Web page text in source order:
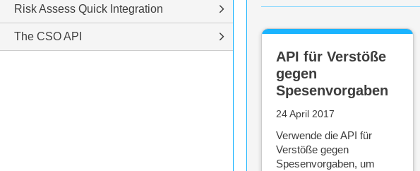
API für Verstöße
gegen
Spesenvorgaben
24 April 2017
Verwende die API für
Verstöße gegen
Spesenvorgaben, um
Risk Assess Quick Integration
The CSO API